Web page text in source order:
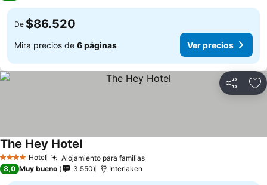
De $86.520
Mira precios de 6 páginas Ver precios
Compartir
4 EstrellasHotel Alojamiento para familiasVer precios
The Hey HotelVer precios
8,0 Muy bueno 3.550 Interlaken